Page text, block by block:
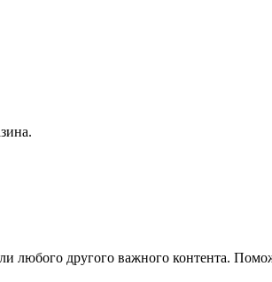
любого другого важного контента.